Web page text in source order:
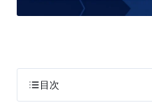
目次